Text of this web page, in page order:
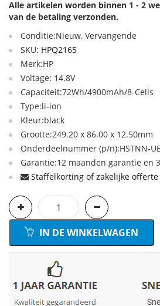
Alle artikelen worden binnen 1 - 2
van de betaling verzonden.
Conditie:Nieuw, Vervangende
SKU: HPQ2165
Merk:HP
Voltage: 14.8V
Capaciteit:72Wh/4900mAh/8-Cells
Type:li-ion
Kleur:black
Grootte:249.20 x 86.00 x 12.50mm
Onderdeelnummer (p/n):HSTNN-
Garantie:12 maanden garantie en
Staffelkorting of zakelijke
IN DE WINKELWAGEN